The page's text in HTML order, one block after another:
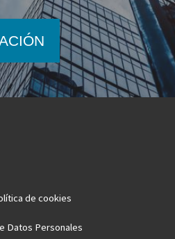
de cookies
Datos Personales